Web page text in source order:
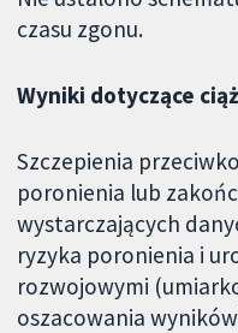
czasu zgonu.
Wyniki dotyczące ciąż
Szczepienia
poronienia lub
wystarczających
ryzyka poronienia i
rozwojowymi
oszacowania